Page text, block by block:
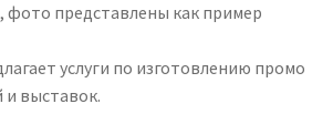
фото представлены как пример
услуги по изготовлению промо
выставок.